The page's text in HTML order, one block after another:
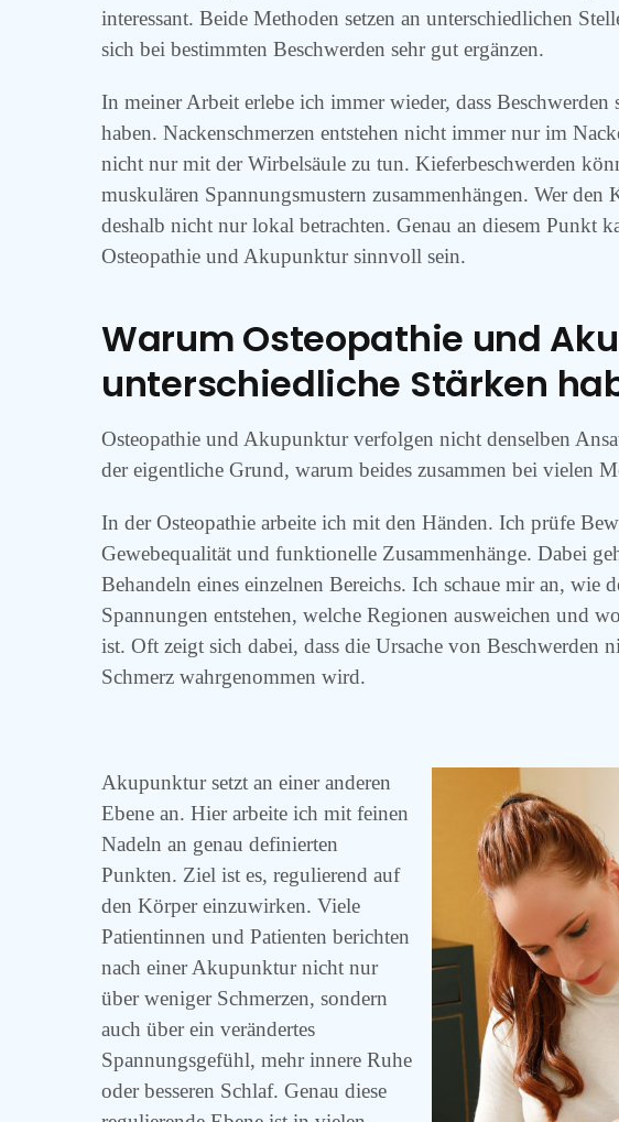
interessant. Beide Methoden setzen an unterschiedlichen
sich bei bestimmten Beschwerden sehr gut ergänzen.
In meiner Arbeit erlebe ich immer wieder, dass
haben. Nackenschmerzen entstehen nicht immer nur im
nicht nur mit der Wirbelsäule zu tun. Kieferbeschwerden
muskulären Spannungsmustern zusammenhängen. Wer
deshalb nicht nur lokal betrachten. Genau an diesem Punkt
Osteopathie und Akupunktur sinnvoll sein.
Warum Osteopathie und
unterschiedliche Stärken
Osteopathie und Akupunktur verfolgen nicht denselben
der eigentliche Grund, warum beides zusammen bei vielen
In der Osteopathie arbeite ich mit den Händen. Ich prüfe
Gewebequalität und funktionelle Zusammenhänge. Dabei
Behandeln eines einzelnen Bereichs. Ich schaue mir an, wie
Spannungen entstehen, welche Regionen ausweichen und
ist. Oft zeigt sich dabei, dass die Ursache von Beschwerden
Schmerz wahrgenommen wird.
Akupunktur setzt an einer anderen
Ebene an. Hier arbeite ich mit feinen
Nadeln an genau definierten
Punkten. Ziel ist es, regulierend auf
den Körper einzuwirken. Viele
Patientinnen und Patienten berichten
nach einer Akupunktur nicht nur
über weniger Schmerzen, sondern
auch über ein verändertes
Spannungsgefühl, mehr innere Ruhe
oder besseren Schlaf. Genau diese